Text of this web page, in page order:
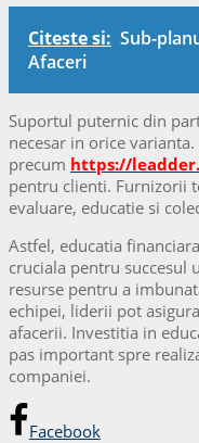
Citeste si: Sub-
Afaceri
Suportul puternic din
necesar in orice
precum https://
pentru clienti. Furnizorii
evaluare, educatie si
Astfel, educatia
cruciala pentru succesul
resurse pentru a
echipei, liderii pot
afacerii. Investitia in
pas important spre
companiei.
Facebook